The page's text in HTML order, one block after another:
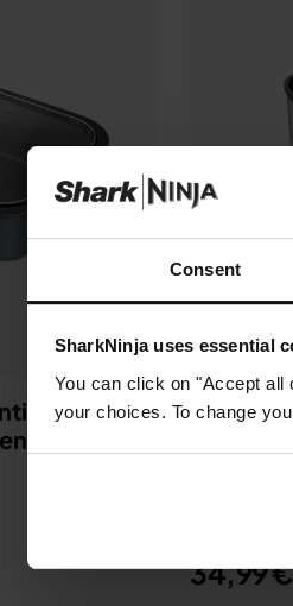
Consent
SharkNinja uses essential
You can click on "Accept all
your choices. To change
4
verre
Boite à
Modèle:
34,99 €